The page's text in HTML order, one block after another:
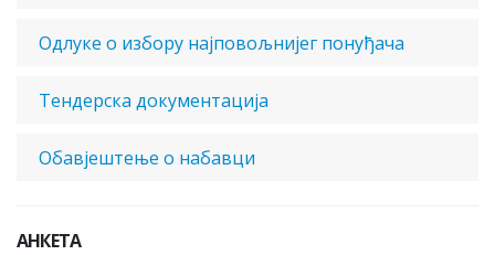
Одлуке о избору најповољнијег понуђача
Тендерска документација
Обавјештење о набавци
АНКЕТА